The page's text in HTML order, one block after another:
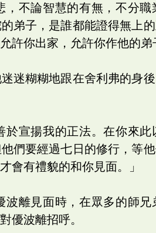
，不論智慧的有無，不分
弟子，是誰都能證得無上
許你出家，允許你作他的弟
迷糊糊地跟在舍利弗的身
於宣揚我的正法。在你來
們要經過七日的修行，等
會有禮貌的和你見面。」
離見面時，在眾多的師
優波離招呼。